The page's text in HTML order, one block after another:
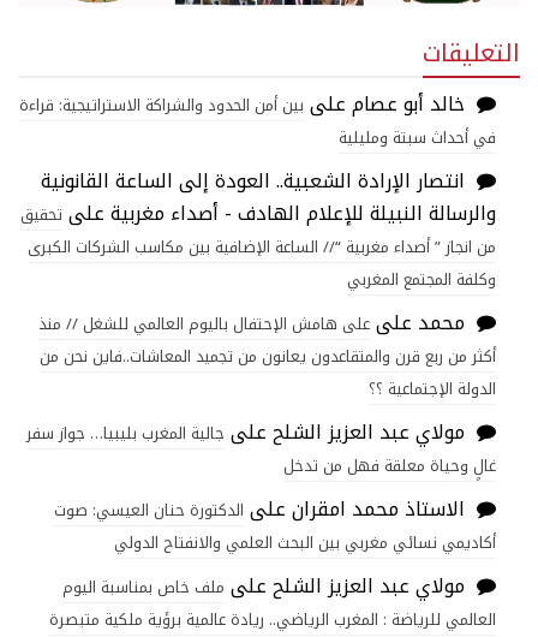
التعليقات
خالد أبو عصامعلى بين أمن الحدود والشراكة الاستراتيجية: قراءة
في أحداث سبتة ومليلية
انتصار الإرادة الشعبية.. العودة إلى الساعة القانونية
والرسالة النبيلة للإعلام الهادف - أصداء مغربيةعلى تحقيق
من انجاز ” أصداء مغربية “// الساعة الإضافية بين مكاسب الشركات الكبرى
وكلفة المجتمع المغربي
محمد على على هامش الإحتفال باليوم العالمي للشغل // منذ
أكثر من ربع قرن والمتقاعدون يعانون من تجميد المعاشات..فاين نحن من
الدولة الإجتماعية ؟؟
مولاي عبد العزيز الشلحعلى جالية المغرب بليبيا… جواز سفر
غالٍ وحياة معلقة فهل من تدخل
الاستاذ محمد امقرانعلى الدكتورة حنان العيسي: صوت
أكاديمي نسائي مغربي بين البحث العلمي والانفتاح الدولي
مولاي عبد العزيز الشلحعلى ملف خاص بمناسبة اليوم
العالمي للرياضة : المغرب الرياضي.. ريادة عالمية برؤية ملكية متبصرة